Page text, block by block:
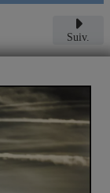
Suiv.